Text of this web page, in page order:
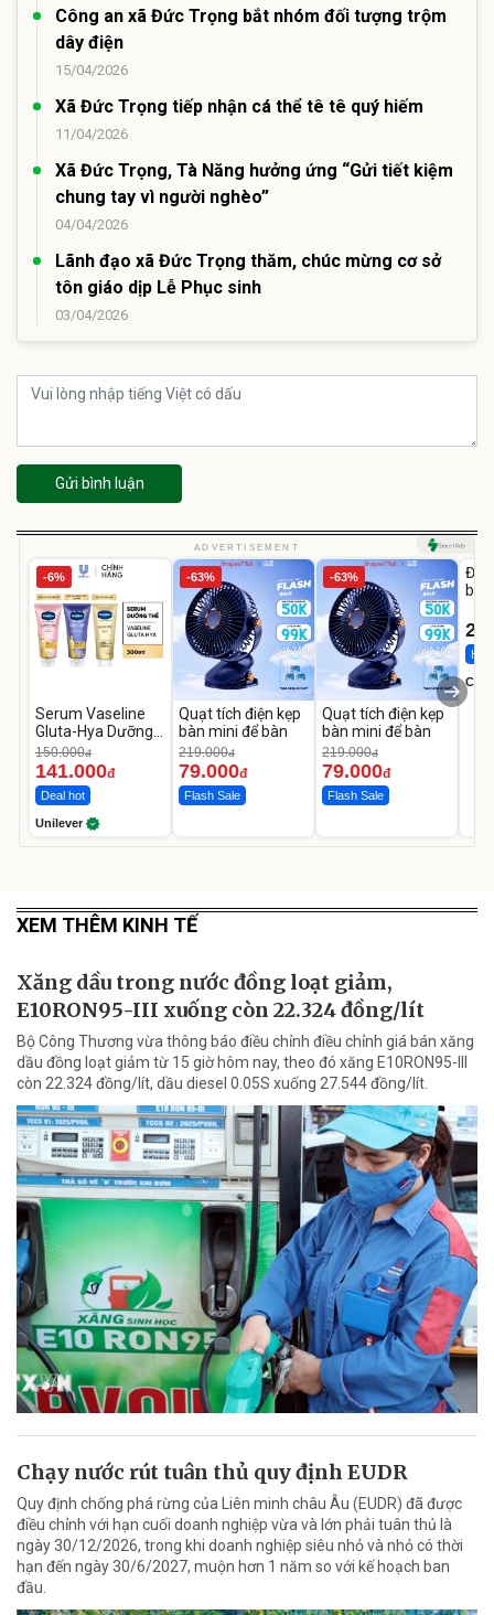
Công an xã Đức Trọng bắt nhóm đối tượng trộm
dây điện
15/04/2026
Xã Đức Trọng tiếp nhận cá thể tê tê quý hiếm
11/04/2026
Xã Đức Trọng, Tà Năng hưởng ứng “Gửi tiết kiệm
chung tay vì người nghèo”
04/04/2026
Lãnh đạo xã Đức Trọng thăm, chúc mừng cơ sở
tôn giáo dịp Lễ Phục sinh
03/04/2026
Gửi bình luận
ADVERTISEMENT
-6%
Serum Vaseline
Gluta-Hya Dưỡng
Da Sáng Mịn Sau 7
Ngày
150.000đ
141.000đ
Deal hot
Unilever
-63%
Quạt tích điện kẹp
bàn mini để bàn
219.000đ
79.000đ
Flash Sale
-63%
Quạt tích điện kẹp
bàn mini để bàn
219.000đ
79.000đ
Flash Sale
Đai
bé
Hot
XEM THÊM KINH TẾ
Xăng dầu trong nước đồng loạt giảm,
E10RON95-III xuống còn 22.324 đồng/lít
Bộ Công Thương vừa thông báo điều chỉnh điều chỉnh giá bán xăng
dầu đồng loạt giảm từ 15 giờ hôm nay, theo đó xăng E10RON95-III
còn 22.324 đồng/lít, dầu diesel 0.05S xuống 27.544 đồng/lít.
Chạy nước rút tuân thủ quy định EUDR
Quy định chống phá rừng của Liên minh châu Âu (EUDR) đã được
điều chỉnh với hạn cuối doanh nghiệp vừa và lớn phải tuân thủ là
ngày 30/12/2026, trong khi doanh nghiệp siêu nhỏ và nhỏ có thời
hạn đến ngày 30/6/2027, muộn hơn 1 năm so với kế hoạch ban
đầu.